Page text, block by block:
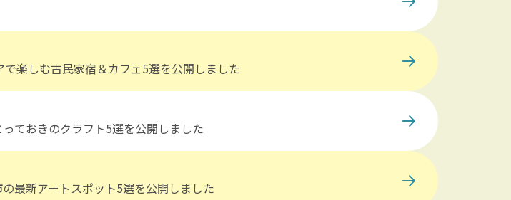
楽しむ古民家宿＆カフェ5選を公開しました
ておきのクラフト5選を公開しました
最新アートスポット5選を公開しました